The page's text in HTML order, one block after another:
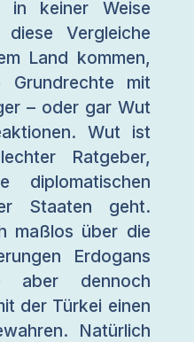
in keiner Weise
diese Vergleiche
Land kommen,
Grundrechte mit
– oder gar Wut
Wut ist
Ratgeber,
Staaten geht.
maßlos über die
Erdogans
aber dennoch
der Türkei einen
Natürlich